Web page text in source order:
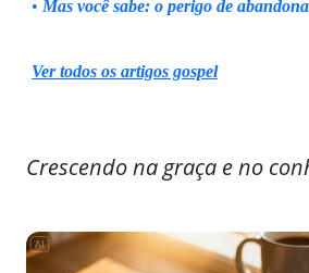
• Mas você sabe: o perigo de
Ver todos os artigos gospel
Crescendo na graça e no